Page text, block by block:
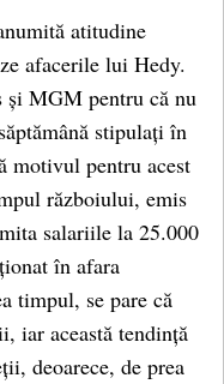
atitudine
afacerile lui Hedy.
și MGM pentru că nu
stipulați în
motivul pentru acest
războiului, emis
salariile la 25.000
în afara
timpul, se pare că
iar această tendință
deoarece, de prea